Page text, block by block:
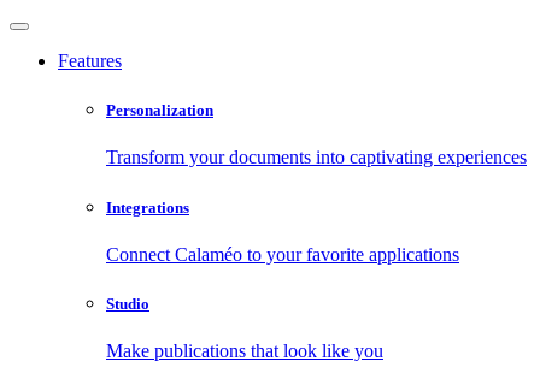
Features
Personalization
Transform your documents into captivating experiences
Integrations
Connect Calaméo to your favorite applications
Studio
Make publications that look like you